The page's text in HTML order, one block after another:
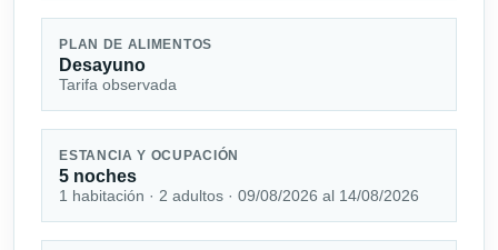
PLAN DE ALIMENTOS
Desayuno
Tarifa observada
ESTANCIA Y OCUPACIÓN
5 noches
1 habitación · 2 adultos · 09/08/2026 al 14/08/2026